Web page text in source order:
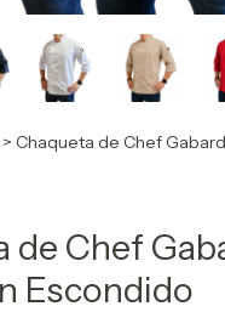
> Chaqueta de Chef
de Chef
Escondido